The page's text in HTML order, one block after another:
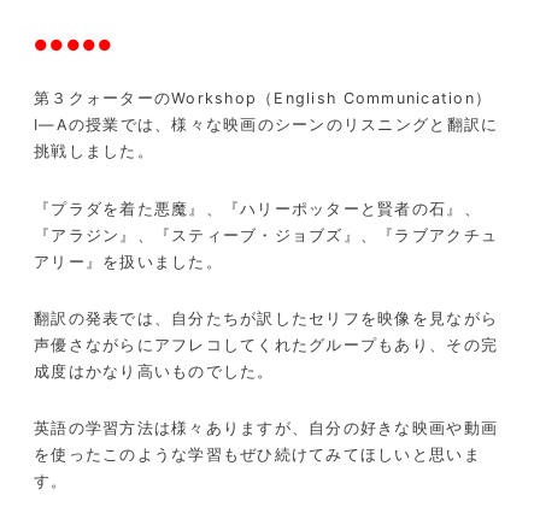
●●●●●
第３クォーターのWorkshop （ English Communication ）
Ⅰ―Aの授業では、様々な映画のシーンのリスニングと翻訳に
挑戦しました。
『プラダを着た悪魔』、『ハリーポッターと賢者の石』、
『アラジン』、『スティーブ・ジョブズ』、『ラブアクチュ
アリー』を扱いました。
翻訳の発表では、自分たちが訳したセリフを映像を見ながら
声優さながらにアフレコしてくれたグループもあり、その完
成度はかなり高いものでした。
英語の学習方法は様々ありますが、自分の好きな映画や動画
を使ったこのような学習もぜひ続けてみてほしいと思いま
す。